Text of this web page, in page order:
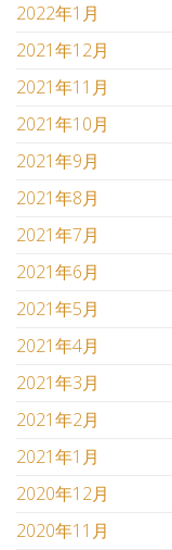
2022年1月
2021年12月
2021年11月
2021年10月
2021年9月
2021年8月
2021年7月
2021年6月
2021年5月
2021年4月
2021年3月
2021年2月
2021年1月
2020年12月
2020年11月